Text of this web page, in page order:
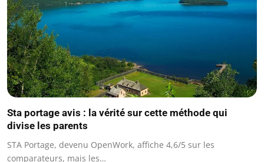
Sta portage avis : la vérité sur cette méthode qui
divise les parents
STA Portage, devenu OpenWork, affiche 4,6/5 sur les
comparateurs, mais les…